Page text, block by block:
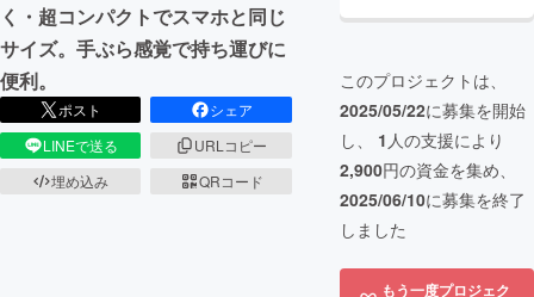
く・超コンパクトでスマホと同じ
サイズ。手ぶら感覚で持ち運びに
便利。
ポスト
シェア
LINEで送る
URLコピー
埋め込み
QRコード
このプロジェクトは、
2025/05/22に募集を開始
し、 1 人の支援により
2,900円の資金を集め、
2025/06/10に募集を終了
しました
もう一度プロジェク